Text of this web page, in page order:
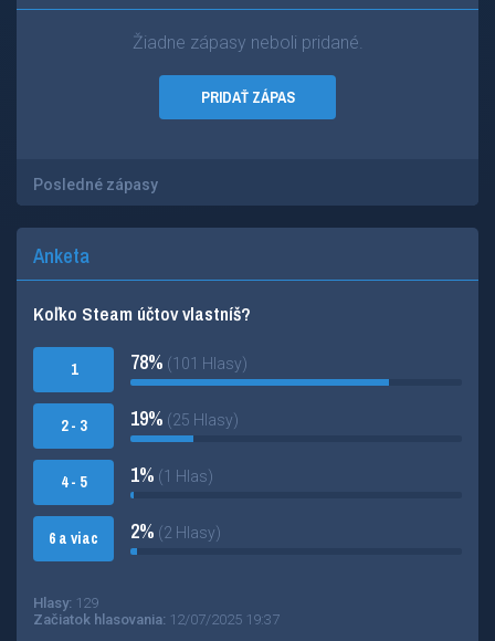
Žiadne zápasy neboli pridané.
PRIDAŤ ZÁPAS
Posledné zápasy
Anketa
Koľko Steam účtov vlastníš?
1
2 - 3
4 - 5
6 a viac
78% (101 Hlasy)
19% (25 Hlasy)
1% (1 Hlas)
2% (2 Hlasy)
Hlasy: 129
Začiatok hlasovania: 12/07/2025 19:37